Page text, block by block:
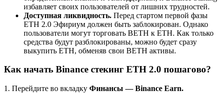
избавляет своих пользователей от лишних трудностей.
Доступная ликвидность. Перед стартом первой фазы
ETH 2.0 Эфириум должен быть заблокирован. Однако
пользователи могут торговать BETH к ETH. Как только
средства будут разблокированы, можно будет сразу
выкупить ETH, обменяв свои BETH активы.
Как начать Binance стекинг ETH 2.0 пошагово?
1. Перейдите во вкладку Финансы — Binance Earn.